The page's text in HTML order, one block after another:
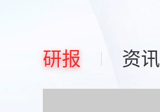
研报 资讯